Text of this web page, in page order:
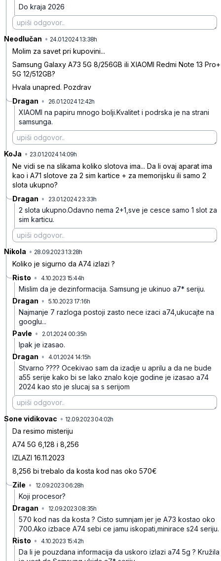
Do kraja 2026
Neodlučan • 24.01.2024 13:38h
Molim za savet pri kupovini...
Samsung Galaxy A73 5G 8/256GB ili XIAOMI Redmi Note 13 Pro+
5G 12/512GB?
Hvala unapred. Pozdrav
Dragan • 26.01.2024 12:42h
XIAOMI na papiru mnogo bolji.Kvalitet i podrska je na strani
samsunga.
KoJa • 23.01.2024 14:09h
Ne vidi se na slikama koliko slotova ima... Da li ovaj aparat ima
kao i A71 slotove za 2 sim kartice + za memorijsku ili samo 2
slota ukupno?
Dragan • 23.01.2024 23:33h
2 slota ukupno.Odavno nema 2+1,sve je cesce samo 1 slot za
sim karticu.
Nikola • 28.09.2023 13:28h
Koliko je sigurno da A74 izlazi ?
Risto • 4.10.2023 15:44h
Mislim da je dezinformacija. Samsung je ukinuo a7* seriju.
Dragan • 5.10.2023 17:16h
Najmanje 7 razloga postoji zasto nece izaci a74,ukucajte na
googlu...
Pavle • 2.01.2024 00:35h
Ipak je izasao.
Dragan • 4.01.2024 14:15h
Stvarno ???? Ocekivao sam da izadje u aprilu a da ne bude
a55 serije kako bi se lako znalo koje godine je izasao a74
2024 kao sto je slucaj sa s serijom
Sone vidikovac • 12.09.2023 04:02h
Da resimo misteriju
A74 5G 6,128 i 8,256
IZLAZI 16.11.2023
8,256 bi trebalo da kosta kod nas oko 570€
Zile • 12.09.2023 06:28h
Koji procesor?
Dragan • 12.09.2023 08:35h
570 kod nas da kosta ? Cisto sumnjam jer je A73 kostao oko
700.Ako izbace A74 sebi ce jamu iskopati,minirace s24 seriju.
Risto • 4.10.2023 15:42h
Da li je pouzdana informacija da uskoro izlazi a74 5g ? Kružila